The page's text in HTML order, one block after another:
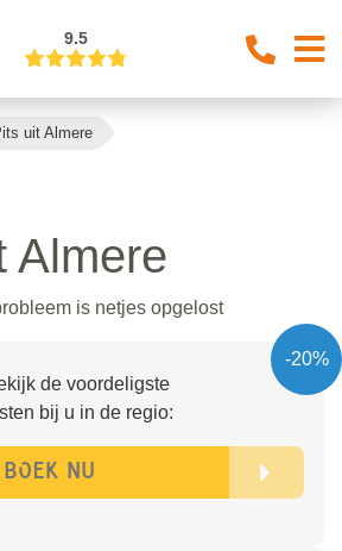
9.5
uit Almere
Almere
is netjes opgelost
-20%
de voordeligste
bij u in de regio: